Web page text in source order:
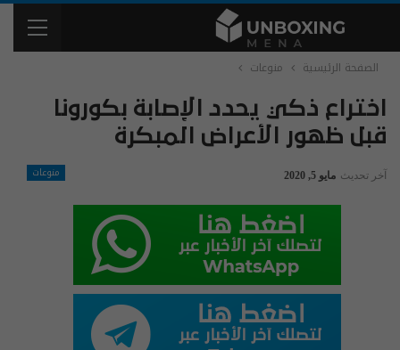
الصفحة الرئيسية منوعات
اختراع ذكي يحدد الإصابة بكورونا
قبل ظهور الأعراض المبكرة
منوعات آخر تحديث مايو 5, 2020